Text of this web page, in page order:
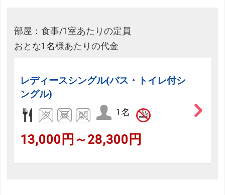
部屋：食事/1室あたりの定員
おとな1名様あたりの代金
レディースシングル(バス・トイレ付シ
ングル)
1名
13,000円～28,300円